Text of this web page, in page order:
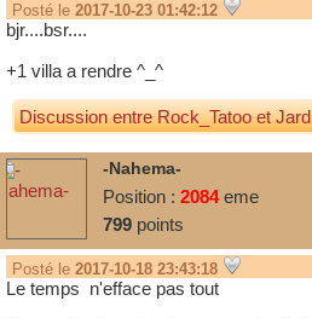
Posté le 2017-10-23 01:42:12
bjr....bsr....
+1 villa a rendre ^_^
Discussion entreRock_TatooetJard
-Nahema-
Position : 2084eme
799 points
Posté le 2017-10-18 23:43:18
Le temps n'efface pas tout